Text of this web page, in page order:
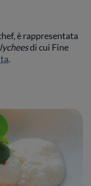
è rappresentata
di cui Fine
.